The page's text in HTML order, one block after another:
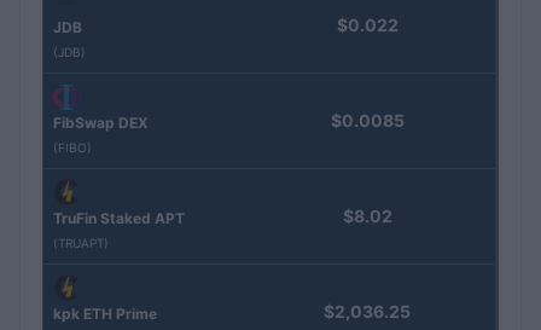
JDB
(JDB)
$0.022
FibSwap DEX
(FIBO)
$0.0085
TruFin Staked APT
(TRUAPT)
$8.02
kpk ETH Prime $2,036.25